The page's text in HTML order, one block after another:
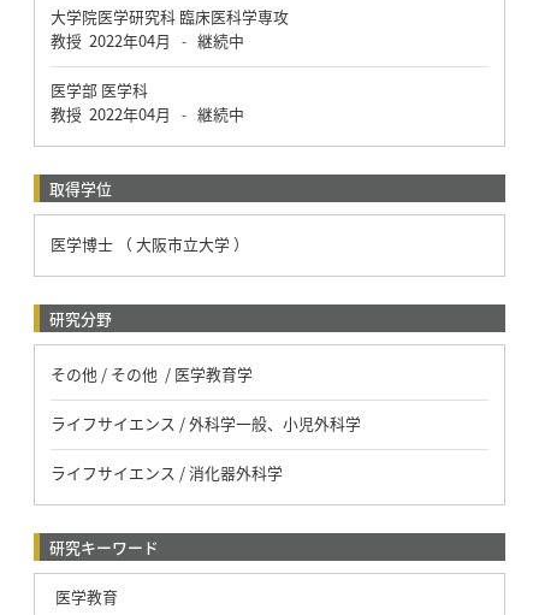
大学院医学研究科 臨床医科学専攻
教授 2022年04月 - 継続中
医学部 医学科
教授 2022年04月 - 継続中
取得学位
医学博士 （ 大阪市立大学 ）
研究分野
その他 / その他 / 医学教育学
ライフサイエンス / 外科学一般、小児外科学
ライフサイエンス / 消化器外科学
研究キーワード
医学教育